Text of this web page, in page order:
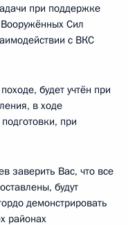
при поддержке
Сил
с ВКС
будет учтён при
в ходе
при
заверить Вас, что все
будут
демонстрировать
районах